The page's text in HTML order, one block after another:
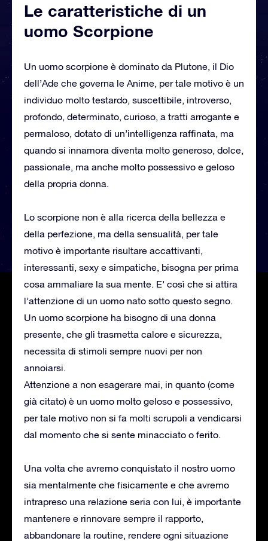
Le caratteristiche di un
uomo Scorpione
Un uomo scorpione è dominato da Plutone, il Dio
dell’Ade che governa le Anime, per tale motivo è un
individuo molto testardo, suscettibile, introverso,
profondo, determinato, curioso, a tratti arrogante e
permaloso, dotato di un’intelligenza raffinata, ma
quando si innamora diventa molto generoso, dolce,
passionale, ma anche molto possessivo e geloso
della propria donna.
Lo scorpione non è alla ricerca della bellezza e
della perfezione, ma della sensualità, per tale
motivo è importante risultare accattivanti,
interessanti, sexy e simpatiche, bisogna per prima
cosa ammaliare la sua mente. E’ così che si attira
l’attenzione di un uomo nato sotto questo segno.
Un uomo scorpione ha bisogno di una donna
presente, che gli trasmetta calore e sicurezza,
necessita di stimoli sempre nuovi per non
annoiarsi.
Attenzione a non esagerare mai, in quanto (come
già citato) è un uomo molto geloso e possessivo,
per tale motivo non si fa molti scrupoli a vendicarsi
dal momento che si sente minacciato o ferito.
Una volta che avremo conquistato il nostro uomo
sia mentalmente che fisicamente e che avremo
intrapreso una relazione seria con lui, è importante
mantenere e rinnovare sempre il rapporto,
abbandonare la routine, rendere ogni situazione